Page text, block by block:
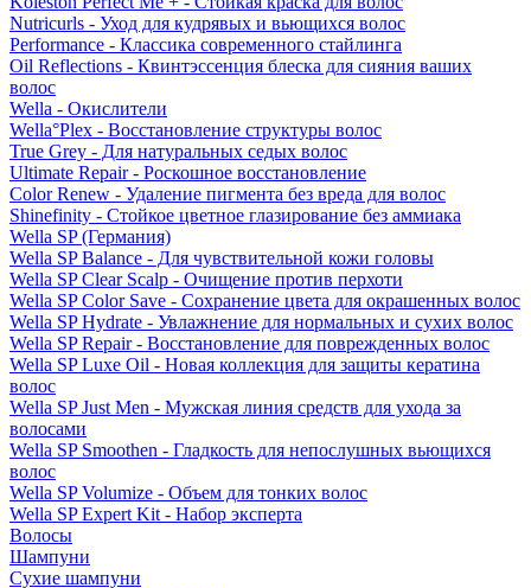
Nutricurls - Уход для кудрявых и вьющихся волос
Performance - Классика современного стайлинга
Oil Reflections - Квинтэссенция блеска для сияния ваших
волос
Wella - Окислители
Wella°Plex - Восстановление структуры волос
True Grey - Для натуральных седых волос
Ultimate Repair - Роскошное восстановление
Color Renew - Удаление пигмента без вреда для волос
Shinefinity - Стойкое цветное глазирование без аммиака
Wella SP (Германия)
Wella SP Balance - Для чувствительной кожи головы
Wella SP Clear Scalp - Очищение против перхоти
Wella SP Color Save - Сохранение цвета для окрашенных волос
Wella SP Hydrate - Увлажнение для нормальных и сухих волос
Wella SP Repair - Восстановление для поврежденных волос
Wella SP Luxe Oil - Новая коллекция для защиты кератина
волос
Wella SP Just Men - Мужская линия средств для ухода за
волосами
Wella SP Smoothen - Гладкость для непослушных вьющихся
волос
Wella SP Volumize - Объем для тонких волос
Wella SP Expert Kit - Набор эксперта
Волосы
Шампуни
Сухие шампуни